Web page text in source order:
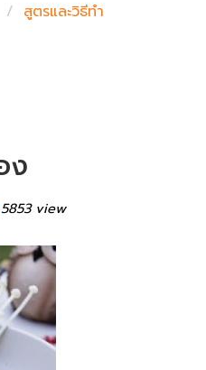
สูตรและวิธีทำ
ง
5853 view